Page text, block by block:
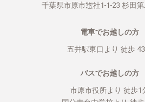
千葉県市原市惣社1-1-23 杉田
電車でお越しの方
五井駅東口より 徒歩
バスでお越しの方
市原市役所より 徒歩1